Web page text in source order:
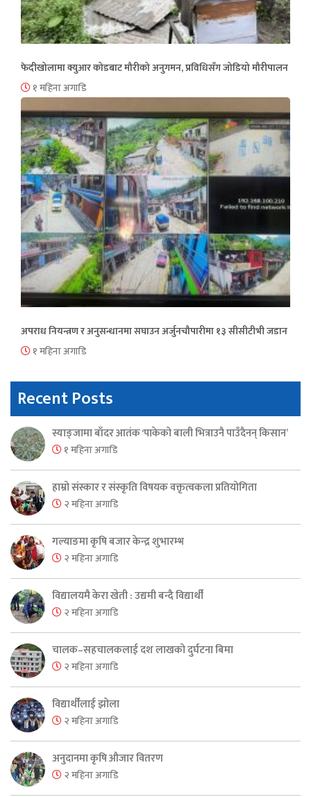
फेदीखोलामा क्युआर कोडबाट मौरीको अनुगमन, प्रविधिसँग जोडियो मौरीपालन
१ महिना अगाडि
अपराध नियन्त्रण र अनुसन्धानमा सघाउन अर्जुनचौपारीमा १३ सीसीटीभी जडान
१ महिना अगाडि
Recent Posts
स्याङ्जामा बाँदर आतंक ‘पाकेको बाली भित्राउनै पाउँदैनन् किसान’
१ महिना अगाडि
हाम्रो संस्कार र संस्कृति विषयक वक्तृत्वकला प्रतियोगिता
२ महिना अगाडि
गल्याङमा कृषि बजार केन्द्र शुभारम्भ
२ महिना अगाडि
विद्यालयमै केरा खेती : उद्यमी बन्दै विद्यार्थी
२ महिना अगाडि
चालक–सहचालकलाई दश लाखको दुर्घटना बिमा
२ महिना अगाडि
विद्यार्थीलाई झोला
२ महिना अगाडि
अनुदानमा कृषि औजार वितरण
२ महिना अगाडि